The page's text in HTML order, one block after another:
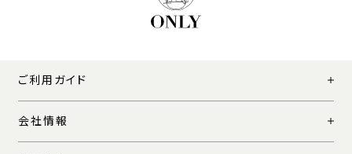
ご利用ガイド
会社情報